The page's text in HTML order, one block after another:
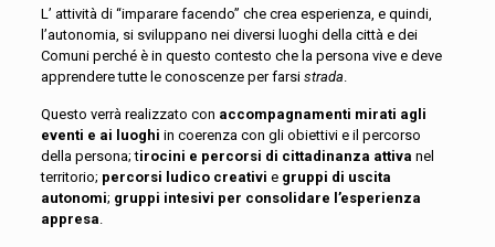
L’ attività di “imparare facendo” che crea esperienza, e quindi,
l’autonomia, si sviluppano nei diversi luoghi della città e dei
Comuni perché è in questo contesto che la persona vive e deve
apprendere tutte le conoscenze per farsi strada.
Questo verrà realizzato con accompagnamenti mirati agli
eventi e ai luoghi in coerenza con gli obiettivi e il percorso
della persona; tirocini e percorsi di cittadinanza attiva nel
territorio; percorsi ludico creativi e gruppi di uscita
autonomi; gruppi intesivi per consolidare l’esperienza
appresa.